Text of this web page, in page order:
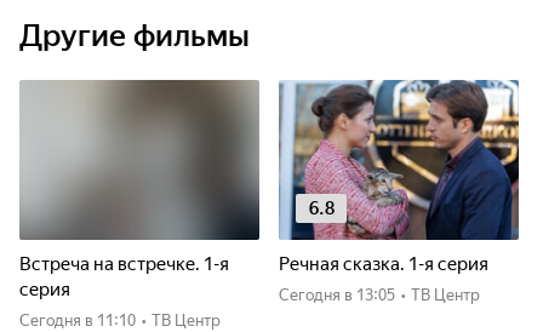
Другие фильмы
Встреча на встречке. 1-я
серия
Сегодня в 11:10 • ТВ Центр
6.8
Речная сказка. 1-я серия
Сегодня в 13:05 • ТВ Центр